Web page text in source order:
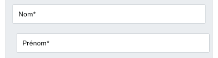
Nom*
Prénom*